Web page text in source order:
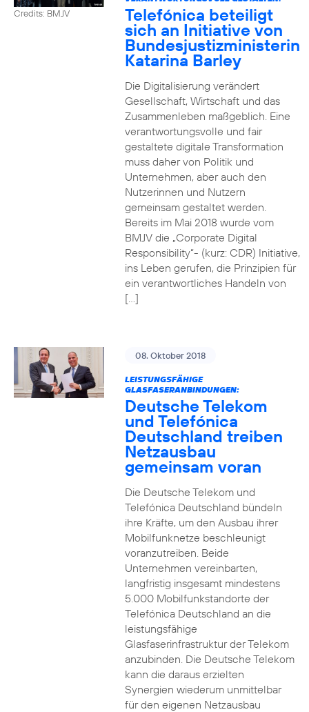
Credits: BMJV Telefónica beteiligt
sich an Initiative von
Bundesjustizministerin
Katarina Barley
Die Digitalisierung verändert
Gesellschaft, Wirtschaft und das
Zusammenleben maßgeblich. Eine
verantwortungsvolle und fair
gestaltete digitale Transformation
muss daher von Politik und
Unternehmen, aber auch den
Nutzerinnen und Nutzern
gemeinsam gestaltet werden.
Bereits im Mai 2018 wurde vom
BMJV die „Corporate Digital
Responsibility“- (kurz: CDR) Initiative,
ins Leben gerufen, die Prinzipien für
ein verantwortliches Handeln von
[…]
08. Oktober 2018
LEISTUNGSFÄHIGE
GLASFASERANBINDUNGEN:
Deutsche Telekom
und Telefónica
Deutschland treiben
Netzausbau
gemeinsam voran
Die Deutsche Telekom und
Telefónica Deutschland bündeln
ihre Kräfte, um den Ausbau ihrer
Mobilfunknetze beschleunigt
voranzutreiben. Beide
Unternehmen vereinbarten,
langfristig insgesamt mindestens
5.000 Mobilfunkstandorte der
Telefónica Deutschland an die
leistungsfähige
Glasfaserinfrastruktur der Telekom
anzubinden. Die Deutsche Telekom
kann die daraus erzielten
Synergien wiederum unmittelbar
für den eigenen Netzausbau